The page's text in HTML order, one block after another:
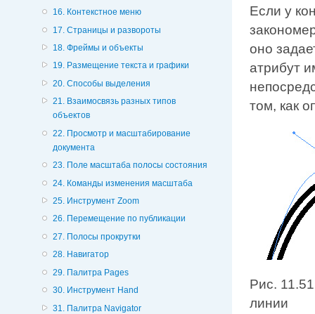
16. Контекстное меню
17. Страницы и развороты
18. Фреймы и объекты
19. Размещение текста и графики
20. Способы выделения
21. Взаимосвязь разных типов
объектов
22. Просмотр и масштабирование
документа
23. Поле масштаба полосы состояния
24. Команды изменения масштаба
25. Инструмент Zoom
26. Перемещение по публикации
27. Полосы прокрутки
28. Навигатор
29. Палитра Pages
30. Инструмент Hand
31. Палитра Navigator
Если у
оно
атрибут
том, как
Рис.
линии